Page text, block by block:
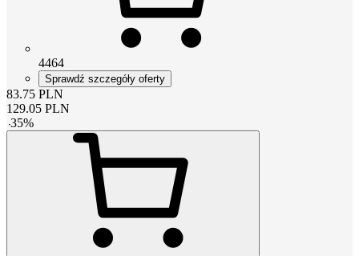
4464
Sprawdź szczegóły oferty
83.75 PLN
129.05 PLN
-35%